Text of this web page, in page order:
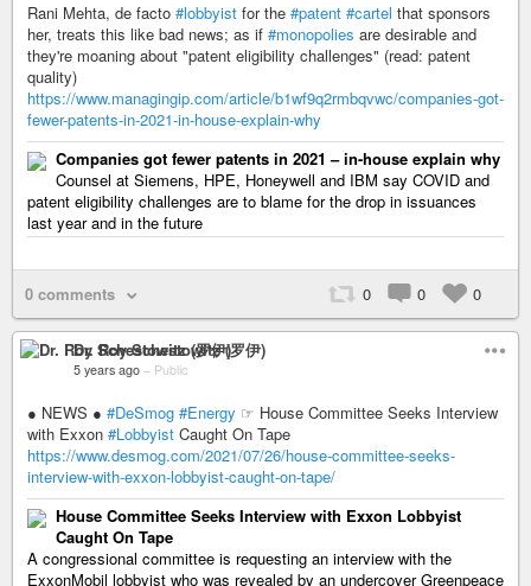
Rani Mehta, de facto #lobbyist for the #patent #cartel that sponsors
her, treats this like bad news; as if #monopolies are desirable and
they're moaning about "patent eligibility challenges" (read: patent
quality)
https://www.managingip.com/article/b1wf9q2rmbqvwc/companies-got-
fewer-patents-in-2021-in-house-explain-why
Companies got fewer patents in 2021 – in-house explain why
Counsel at Siemens, HPE, Honeywell and IBM say COVID and
patent eligibility challenges are to blame for the drop in issuances
last year and in the future
0 comments 0 0 0
Dr. Roy Schestowitz (罗伊)
5 years ago – Public
● NEWS ● #DeSmog #Energy ☞ House Committee Seeks Interview
with Exxon #Lobbyist Caught On Tape
https://www.desmog.com/2021/07/26/house-committee-seeks-
interview-with-exxon-lobbyist-caught-on-tape/
House Committee Seeks Interview with Exxon Lobbyist
Caught On Tape
A congressional committee is requesting an interview with the
ExxonMobil lobbyist who was revealed by an undercover Greenpeace